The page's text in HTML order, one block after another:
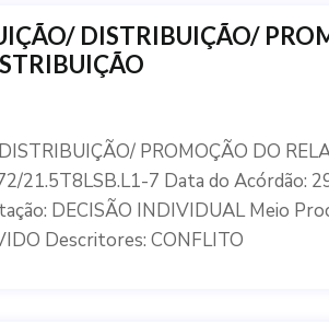
DISTRIBUIÇÃO/
PROMOÇÃO DO
21.5T8LSB.L1-7 Data do Acórdão:
DECISÃO INDIVIDUAL Meio
Descritores: CONFLITO